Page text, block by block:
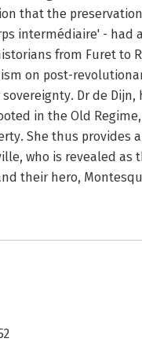
that the
intermédiaire' - had
from Furet to
on post-
Dr de
in the Old
She thus provides
who is revealed
their hero,